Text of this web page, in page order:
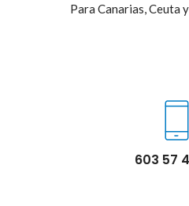
Para Canarias, Ceuta
603 57